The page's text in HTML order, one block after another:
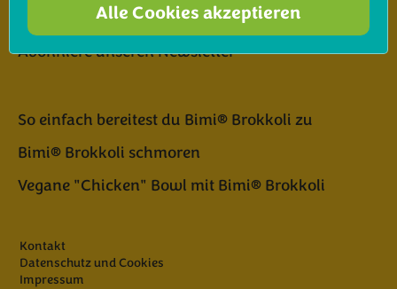
Alle Cookies akzeptieren
Kochen mit Bimi® Brokkoli
Abonniere unseren Newsletter
So einfach bereitest du Bimi® Brokkoli zu
Bimi® Brokkoli schmoren
Vegane "Chicken" Bowl mit Bimi® Brokkoli
Kontakt
Datenschutz und Cookies
Impressum